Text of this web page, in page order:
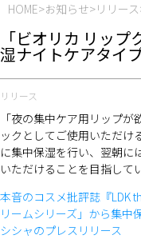
HOME お知らせ リリース
「ビオリカ リッ
湿ナイトケアタイ
リリース
「夜の集中ケア用リップ
ックとしてご使用いただけ
に集中保湿を行い、翌朝に
いただけることを目指して
本音のコスメ批評誌『LDK
リームシリーズ」から集中
シシャのプレスリリース